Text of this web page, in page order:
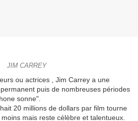
JIM CARREY
ou actrices , Jim Carrey a une
puis de nombreuses périodes
sonne".
20 millions de dollars par film tourne
mais reste célèbre et talentueux.